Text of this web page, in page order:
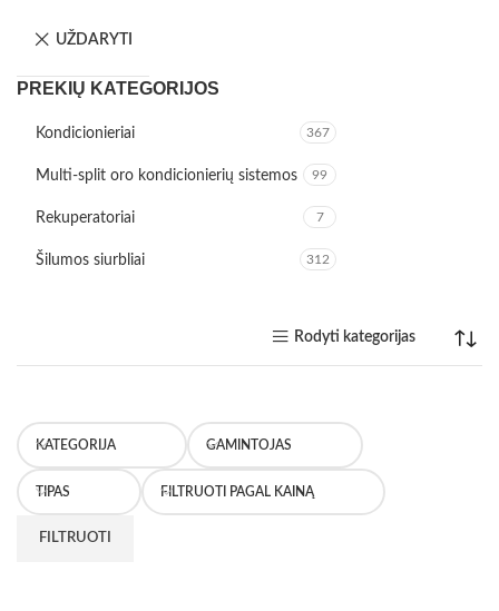
UŽDARYTI
PREKIŲ KATEGORIJOS
Kondicionieriai 367
Multi-split oro kondicionierių sistemos 99
Rekuperatoriai 7
Šilumos siurbliai 312
Rodyti kategorijas
KATEGORIJA GAMINTOJAS
TIPAS FILTRUOTI PAGAL KAINĄ
FILTRUOTI